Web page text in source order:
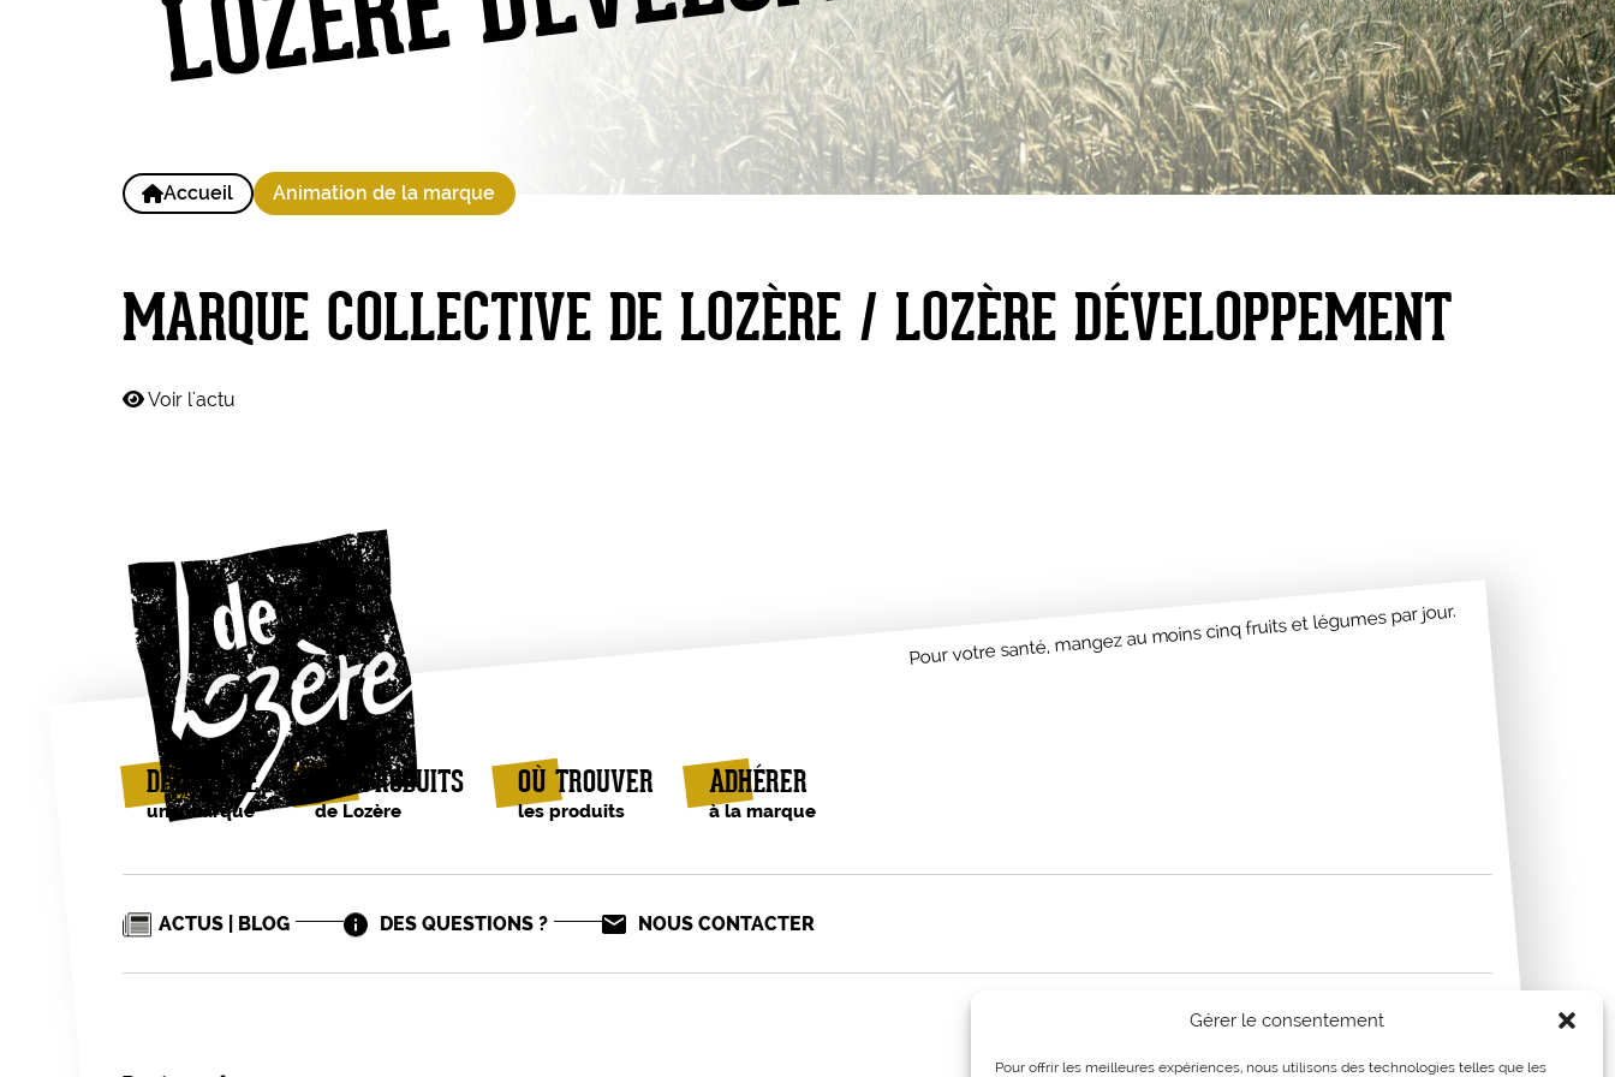
Gérer le consentement
Pour offrir les meilleures expériences, nous utilisons des technologies telles que les
Accueil Animation de la marque
MARQUE COLLECTIVE DE LOZÈRE / LOZÈRE DÉVELOPPEMENT
Voir l'actu
Pour votre santé, mangez au moins cinq fruits et légumes par jour.
DE LOZÈRE
une marque
LES PRODUITS
de Lozère
OÙ TROUVER
les produits
ADHÉRER
à la marque
ACTUS | BLOG DES QUESTIONS ? NOUS CONTACTER